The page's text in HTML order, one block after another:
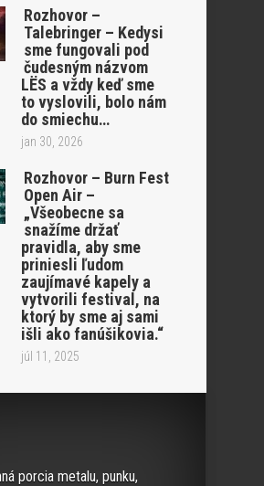
Rozhovor –
Talebringer – Kedysi
sme fungovali pod
čudesným názvom
LËS a vždy keď sme
to vyslovili, bolo nám
do smiechu…
jan 30, 2026
Rozhovor – Burn Fest
Open Air –
„Všeobecne sa
snažíme držať
pravidla, aby sme
priniesli ľudom
zaujímavé kapely a
vytvorili festival, na
ktorý by sme aj sami
išli ako fanúšikovia.“
júl 11, 2025
porcia metalu, punku,